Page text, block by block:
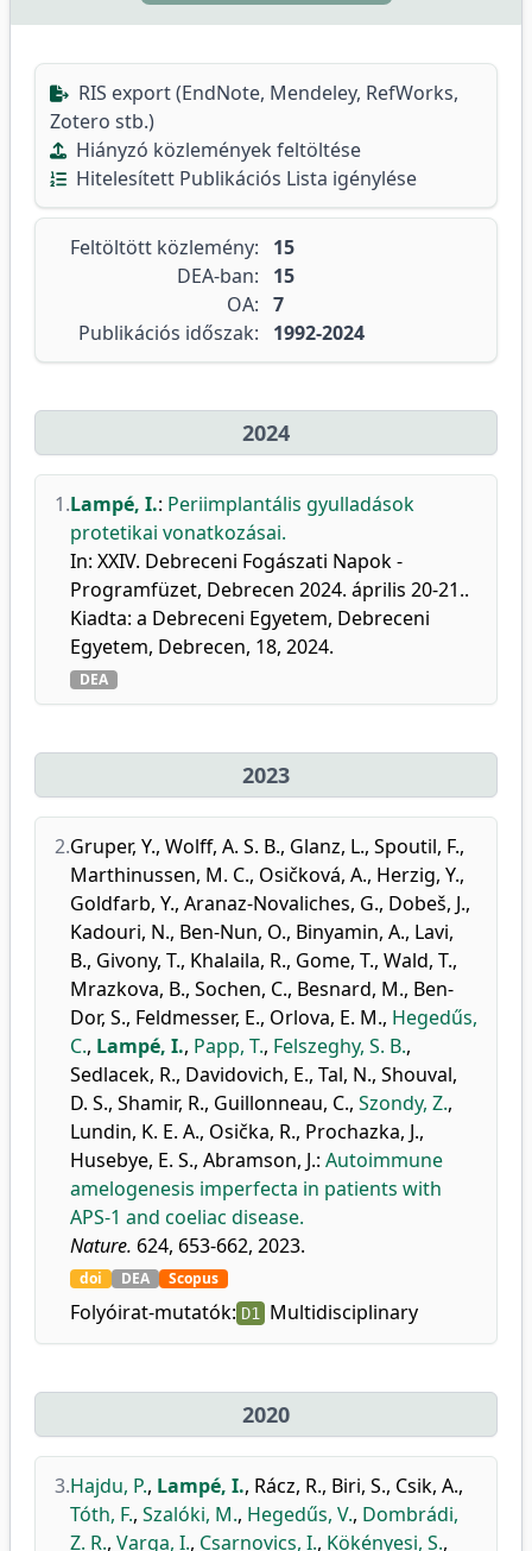
RIS export (EndNote, Mendeley, RefWorks,
Zotero stb.)
Hiányzó közlemények feltöltése
Hitelesített Publikációs Lista igénylése
Feltöltött közlemény:
15
DEA-ban:
15
OA: 7
Publikációs időszak:
1992-2024
2024
1.Lampé, I.: Periimplantális gyulladások
protetikai vonatkozásai.
In: XXIV. Debreceni Fogászati Napok -
Programfüzet, Debrecen 2024. április 20-21..
Kiadta: a Debreceni Egyetem, Debreceni
Egyetem, Debrecen, 18, 2024.
DEA
2023
2.Gruper, Y., Wolff, A. S. B., Glanz, L., Spoutil, F.,
Marthinussen, M. C., Osičková, A., Herzig, Y.,
Goldfarb, Y., Aranaz-Novaliches, G., Dobeš, J.,
Kadouri, N., Ben-Nun, O., Binyamin, A., Lavi,
B., Givony, T., Khalaila, R., Gome, T., Wald, T.,
Mrazkova, B., Sochen, C., Besnard, M., Ben-
Dor, S., Feldmesser, E., Orlova, E. M., Hegedűs,
C., Lampé, I., Papp, T., Felszeghy, S. B.,
Sedlacek, R., Davidovich, E., Tal, N., Shouval,
D. S., Shamir, R., Guillonneau, C., Szondy, Z.,
Lundin, K. E. A., Osička, R., Prochazka, J.,
Husebye, E. S., Abramson, J.: Autoimmune
amelogenesis imperfecta in patients with
APS-1 and coeliac disease.
Nature. 624, 653-662, 2023.
doi DEA Scopus
Folyóirat-mutatók: D1 Multidisciplinary
2020
3.Hajdu, P., Lampé, I., Rácz, R., Biri, S., Csik, A.,
Tóth, F., Szalóki, M., Hegedűs, V., Dombrádi,
Z. R., Varga, I., Csarnovics, I., Kökényesi, S.,